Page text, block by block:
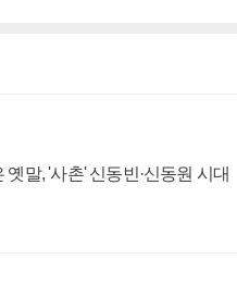
말, '사촌' 신동빈·신동원 시대